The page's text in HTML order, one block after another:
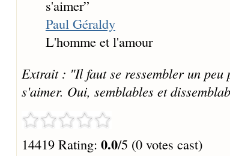
s'aimer”
Paul Géraldy
L'homme et l'amour
Extrait : "Il faut se ressembler un
s'aimer. Oui, semblables et
14419 Rating: 0.0/5 (0 votes cast)